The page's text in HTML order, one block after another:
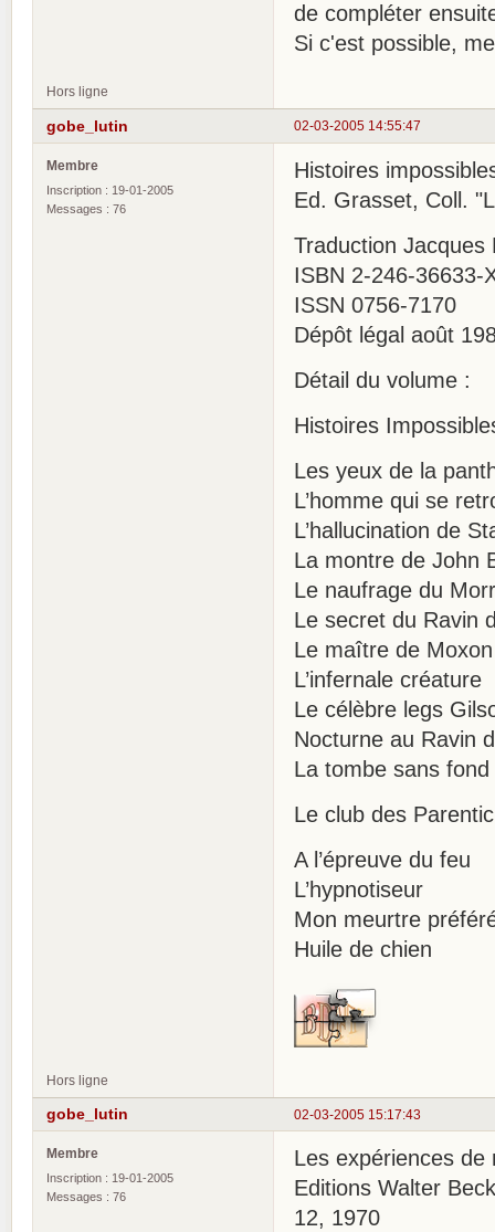
de compléter
Si c'est possible,
Hors ligne
02-03-2005 14:55:47
gobe_lutin
Membre
Inscription : 19-01-2005
Messages : 76
Histoires
Ed. Grasset, Coll.
Traduction Jacques
ISBN 2-246-36633-
ISSN 0756-7170
Dépôt légal août
Détail du volume :
Histoires
Les yeux de la
L’homme qui se
L’hallucination de
La montre de John
Le naufrage du
Le secret du Ravin
Le maître de Moxon
L’infernale créature
Le célèbre legs
Nocturne au Ravin
La tombe sans fond
Le club des
A l’épreuve du feu
L’hypnotiseur
Mon meurtre
Huile de chien
Hors ligne
02-03-2005 15:17:43
gobe_lutin
Membre
Inscription : 19-01-2005
Messages : 76
Les expériences de
Editions Walter
12, 1970